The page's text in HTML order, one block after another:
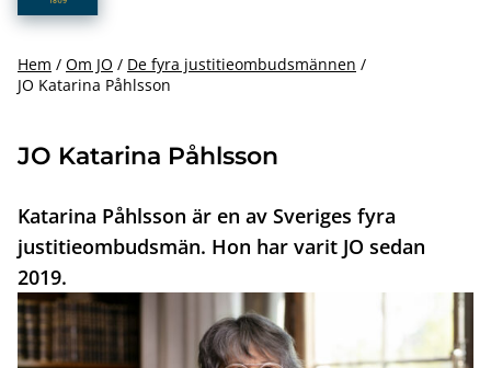
Hem Om JO
De fyra justitieombudsmännen
JO Katarina Påhlsson
JO Katarina Påhlsson
Katarina Påhlsson är en av Sveriges fyra
justitieombudsmän. Hon har varit JO sedan
2019.